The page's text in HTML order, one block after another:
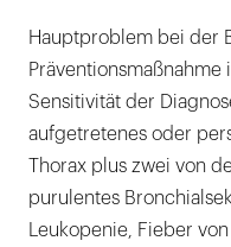
Hauptproblem bei der
Sensitivität der
aufgetretenes oder
Thorax plus zwei von
purulentes
Leukopenie, Fieber